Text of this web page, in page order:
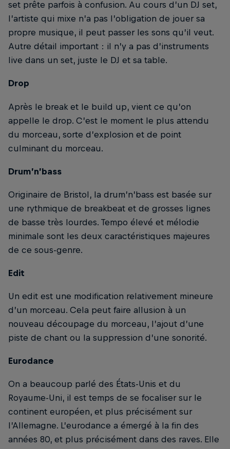
set prête parfois à confusion. Au cours d’un DJ set,
l’artiste qui mixe n’a pas l’obligation de jouer sa
propre musique, il peut passer les sons qu’il veut.
Autre détail important : il n’y a pas d’instruments
live dans un set, juste le DJ et sa table.
Drop
Après le break et le build up, vient ce qu’on
appelle le drop. C’est le moment le plus attendu
du morceau, sorte d’explosion et de point
culminant du morceau.
Drum’n’bass
Originaire de Bristol, la drum’n’bass est basée sur
une rythmique de breakbeat et de grosses lignes
de basse très lourdes. Tempo élevé et mélodie
minimale sont les deux caractéristiques majeures
de ce sous-genre.
Edit
Un edit est une modification relativement mineure
d’un morceau. Cela peut faire allusion à un
nouveau découpage du morceau, l’ajout d’une
piste de chant ou la suppression d’une sonorité.
Eurodance
On a beaucoup parlé des États-Unis et du
Royaume-Uni, il est temps de se focaliser sur le
continent européen, et plus précisément sur
l’Allemagne. L’eurodance a émergé à la fin des
années 80, et plus précisément dans des raves. Elle